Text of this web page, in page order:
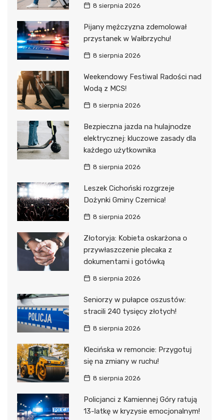
8 sierpnia 2026
Pijany mężczyzna zdemolował
przystanek w Wałbrzychu!
8 sierpnia 2026
Weekendowy Festiwal Radości nad
Wodą z MCS!
8 sierpnia 2026
Bezpieczna jazda na hulajnodze
elektrycznej: kluczowe zasady dla
każdego użytkownika
8 sierpnia 2026
Leszek Cichoński rozgrzeje
Dożynki Gminy Czernica!
8 sierpnia 2026
Złotoryja: Kobieta oskarżona o
przywłaszczenie plecaka z
dokumentami i gotówką
8 sierpnia 2026
Seniorzy w pułapce oszustów:
stracili 240 tysięcy złotych!
8 sierpnia 2026
Klecińska w remoncie: Przygotuj
się na zmiany w ruchu!
8 sierpnia 2026
Policjanci z Kamiennej Góry ratują
13-latkę w kryzysie emocjonalnym!